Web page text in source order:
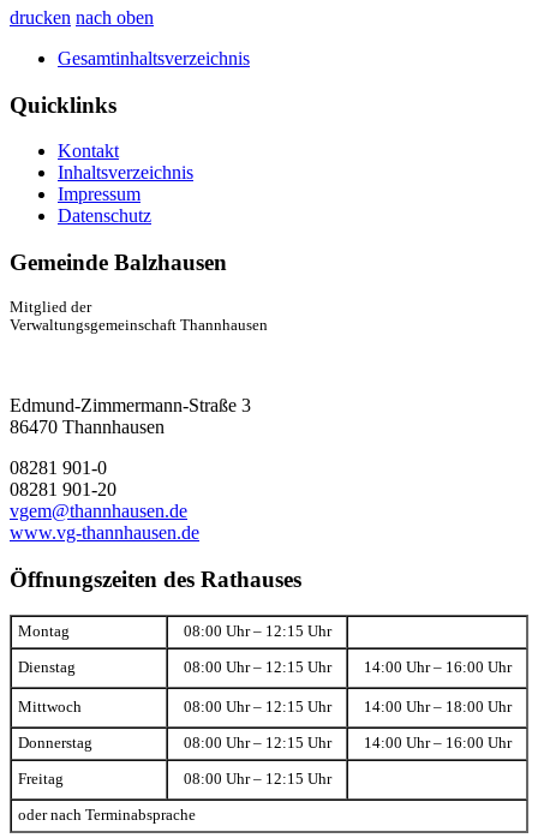
drucken nach oben
Gesamtinhaltsverzeichnis
Quicklinks
Kontakt
Inhaltsverzeichnis
Impressum
Datenschutz
Gemeinde Balzhausen
Mitglied der
Verwaltungsgemeinschaft Thannhausen
Edmund-Zimmermann-Straße 3
86470 Thannhausen
08281 901-0
08281 901-20
vgem@thannhausen.de
www.vg-thannhausen.de
Öffnungszeiten des Rathauses
Montag 08:00 Uhr – 12:15 Uhr
Dienstag 08:00 Uhr – 12:15 Uhr 14:00 Uhr – 16:00 Uhr
Mittwoch 08:00 Uhr – 12:15 Uhr 14:00 Uhr – 18:00 Uhr
Donnerstag 08:00 Uhr – 12:15 Uhr 14:00 Uhr – 16:00 Uhr
Freitag 08:00 Uhr – 12:15 Uhr
oder nach Terminabsprache